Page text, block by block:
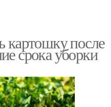
картошку после
срока уборки